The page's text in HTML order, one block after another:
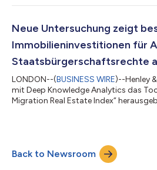
das Portugal Golden Residence
- die als Teil der Ausgabe 2022 des
Investment Migration Programs...
Neue Untersuchung zeigt
Immobilieninvestitionen für
Staatsbürgerschaftsrechte
LONDON--(BUSINESS WIRE)--Henley
mit Deep Knowledge Analytics das
Migration Real Estate Index“
der Staatsbürgerschaft anbieten. Das
Beratungsunternehmen für
Staatsbürgerschaftsfragen
Back to Newsroom